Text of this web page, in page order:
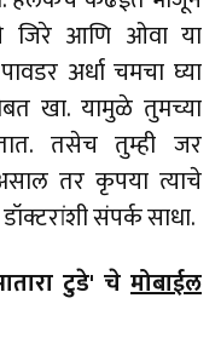
जिरे आणि ओवा या
अर्धा चमचा घ्या
खा. यामुळे तुमच्या
तसेच तुम्ही जर
तर कृपया त्याचे
संपर्क साधा.
टुडे' चे मोबाईल